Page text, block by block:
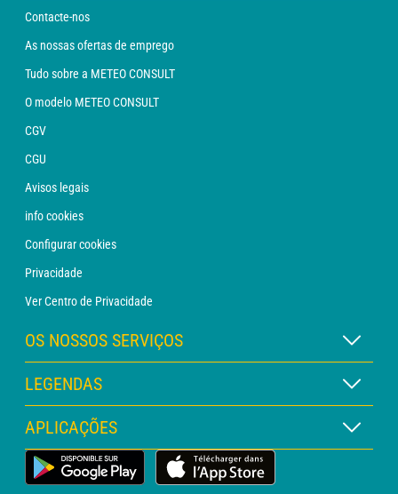
Contacte-nos
As nossas ofertas de emprego
Tudo sobre a METEO CONSULT
O modelo METEO CONSULT
CGV
CGU
Avisos legais
info cookies
Configurar cookies
Privacidade
Ver Centro de Privacidade
OS NOSSOS SERVIÇOS
Assinatura METEO Xpert
Assinatura METEO PRO
Consulta com um analista
Boletim PRO
LEGENDAS
Legenda dos mapas
Legenda dos pictogramas
Glossário
APLICAÇÕES
App Meteorológica Terrestre